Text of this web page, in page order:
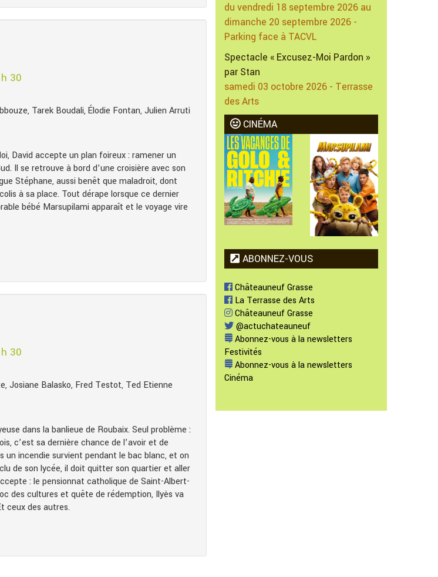
30
Tarek Boudali, Élodie Fontan, Julien Arruti
David accepte un plan foireux : ramener un
Il se retrouve à bord d’une croisière avec son
Stéphane, aussi benêt que maladroit, dont
à sa place. Tout dérape lorsque ce dernier
bébé Marsupilami apparaît et le voyage vire
30
Josiane Balasko, Fred Testot, Ted Etienne
dans la banlieue de Roubaix. Seul problème :
c’est sa dernière chance de l’avoir et de
un incendie survient pendant le bac blanc, et on
de son lycée, il doit quitter son quartier et aller
: le pensionnat catholique de Saint-Albert-
des cultures et quête de rédemption, Ilyès va
ceux des autres.
du vendredi 18 septembre 2026 au
dimanche 20 septembre 2026 -
Parking face à TACVL
Spectacle « Excusez-Moi Pardon »
par Stan
samedi 03 octobre 2026 - Terrasse
des Arts
CINÉMA
ABONNEZ-VOUS
Châteauneuf Grasse
La Terrasse des Arts
Châteauneuf Grasse
@actuchateauneuf
Abonnez-vous à la newsletters
Festivités
Abonnez-vous à la newsletters
Cinéma